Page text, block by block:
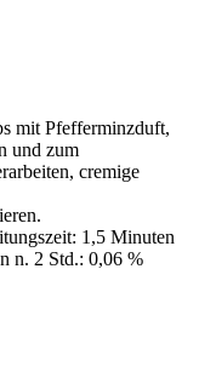
mit Pfefferminzduft,
und zum
cremige
1,5 Minuten
n. 2 Std.: 0,06 %